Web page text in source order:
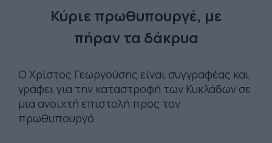
Κύριε πρωθυπουργέ, με
πήραν τα δάκρυα
Ο Χρίστος Γεωργούσης είναι συγγραφέας και
γράφει για την καταστροφή των Κυκλάδων σε
μια ανοιχτή επιστολή προς τον
πρωθυπουργό